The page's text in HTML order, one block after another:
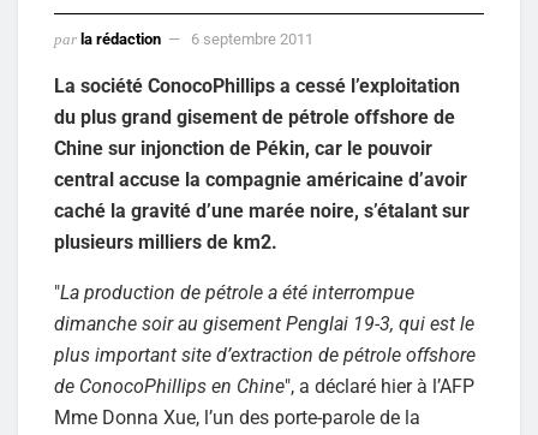
par la rédaction 6 septembre 2011
La société ConocoPhillips a cessé l’exploitation
du plus grand gisement de pétrole offshore de
Chine sur injonction de Pékin, car le pouvoir
central accuse la compagnie américaine d’avoir
caché la gravité d’une marée noire, s’étalant sur
plusieurs milliers de km2.
"La production de pétrole a été interrompue
dimanche soir au gisement Penglai 19-3, qui est le
plus important site d’extraction de pétrole offshore
de ConocoPhillips en Chine", a déclaré hier à l’AFP
Mme Donna Xue, l’un des porte-parole de la